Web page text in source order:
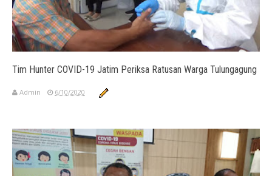
Tim Hunter COVID-19 Jatim Periksa Ratusan Warga Tulungagung
Admin 6/10/2020